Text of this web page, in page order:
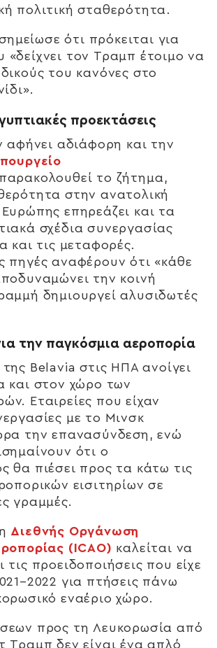
πολιτική σταθερότητα.
ότι πρόκειται για
τον Τραμπ έτοιμο να
του κανόνες στο
προεκτάσεις
αφήνει αδιάφορη και την
παρακολουθεί το ζήτημα,
στην ανατολική
επηρεάζει και τα
σχέδια συνεργασίας
και τις μεταφορές.
πηγές αναφέρουν ότι «κάθε
την κοινή
δημιουργεί αλυσιδωτές
την παγκόσμια αεροπορία
Belavia στις ΗΠΑ ανοίγει
και στον χώρο των
Εταιρείες που είχαν
με το Μινσκ
την επανασύνδεση, ενώ
ότι ο
θα πιέσει προς τα κάτω τις
εισιτηρίων σε
γραμμές.
Διεθνής Οργάνωση
(ICAO) καλείται να
τις προειδοποιήσεις που είχε
για πτήσεις πάνω
εναέριο χώρο.
προς τη Λευκορωσία από
Τραμπ δεν είναι ένα απλό